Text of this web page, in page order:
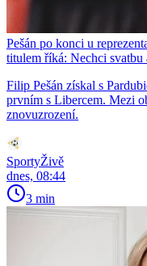
Pešán po konci u
titulem říká: Nechci svatbu
Filip Pešán získal s
prvním s Libercem. Mezi
znovuzrození.
SportyŽivě
dnes, 08:44
3 min